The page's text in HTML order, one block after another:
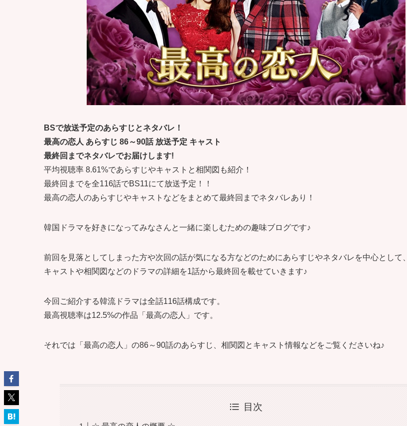
BSで放送予定のあらすじとネタバレ！
最高の恋人 あらすじ 86～90話 放送予定 キャスト
最終回までネタバレでお届けします!
平均視聴率 8.61%であらすじやキャストと相関図も紹介！
最終回までを全116話でBS11にて放送予定！！
最高の恋人のあらすじやキャストなどをまとめて最終回までネタバレあり！
韓国ドラマを好きになってみなさんと一緒に楽しむための趣味ブログです♪
前回を見落としてしまった方や次回の話が気になる方などのためにあらすじやネタバレを中心として、
キャストや相関図などのドラマの詳細を1話から最終回を載せていきます♪
今回ご紹介する韓流ドラマは全話116話構成です。
最高視聴率は12.5%の作品「最高の恋人」です。
それでは「最高の恋人」の86～90話のあらすじ、相関図とキャスト情報などをご覧くださいね♪
目次